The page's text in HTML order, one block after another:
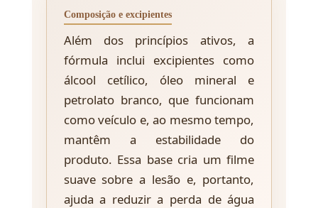
Composição e excipientes
Além dos princípios ativos, a
fórmula inclui excipientes como
álcool cetílico, óleo mineral e
petrolato branco, que funcionam
como veículo e, ao mesmo tempo,
mantêm a estabilidade do
produto. Essa base cria um filme
suave sobre a lesão e, portanto,
ajuda a reduzir a perda de água